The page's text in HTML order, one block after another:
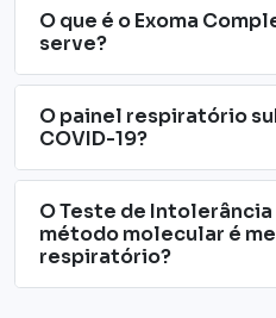
O que é o Exoma
serve?
O painel respiratório
COVID-19?
O Teste de
método molecular é
respiratório?